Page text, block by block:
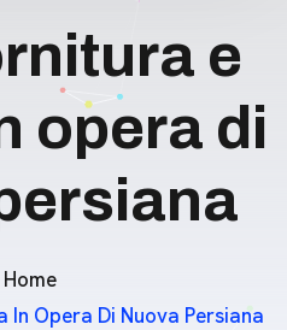
e
opera di
Home
In Opera Di Nuova Persiana